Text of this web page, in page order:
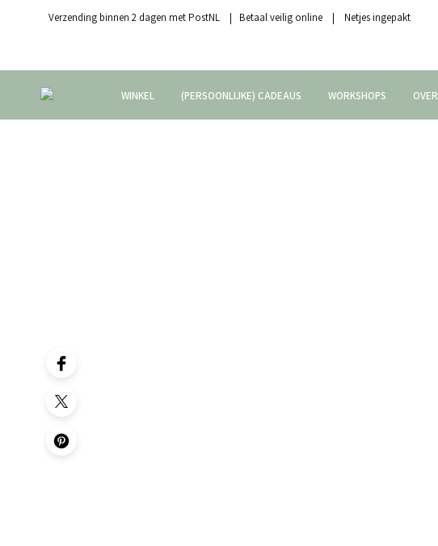
Verzending binnen 2 dagen met PostNL | Betaal veilig online | Netjes ingepakt
WINKEL (PERSOONLIJKE) CADEAUS WORKSHOPS OVER